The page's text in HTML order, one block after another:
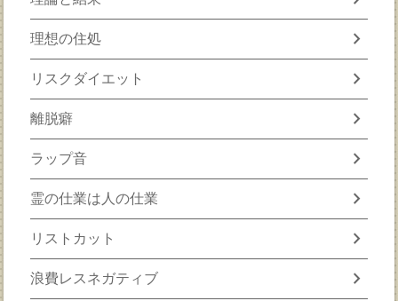
理想の住処 chevron_right
リスクダイエット chevron_right
離脱癖 chevron_right
ラップ音 chevron_right
霊の仕業は人の仕業 chevron_right
リストカット chevron_right
浪費レスネガティブ chevron_right